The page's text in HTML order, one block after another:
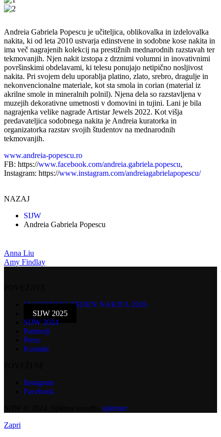
Andreia Gabriela Popescu je učiteljica, oblikovalka in izdelovalka
nakita, ki od leta 2010 ustvarja edinstvene in sodobne kose nakita in
ima več nagrajenih kolekcij na prestižnih mednarodnih razstavah ter
tekmovanjih. Njen nakit izstopa z drznimi volumni in inovativnimi
površinskimi obdelavami, ki telesu ponujajo netipično nosljivost
nakita. Pri svojem delu uporablja platino, zlato, srebro, dragulje in
nekonvencionalne materiale, kot sta smola in corian (material iz
akrilne smole in mineralnih polnil). Njena dela so razstavljena v
muzejih dekorativne umetnosti v domovini in tujini. Lani je bila
nagrajenka velike nagrade Artistar Jewels 2022. Kot višja
predavateljica sodobnega nakita je Andreia kuratorka in
organizatorka razstav svojih študentov na mednarodnih
tekmovanjih.
www.andreia-popescu.ro
FB: https://www.facebook.com/andreia.gabriela.popescu,
Instagram: https://www.instagram.com/andreiagabrielapopescu/
NAZAJ
SIJW
Andreia Gabriela Popescu
Anna Liu
Amy Findlay
SLOVENSKI TEDEN NAKITA 2026
SIJW 2025
SIJW 2024
Partnerji
Press
Kontakt
Instagram
Facebook
spletster
Zapri